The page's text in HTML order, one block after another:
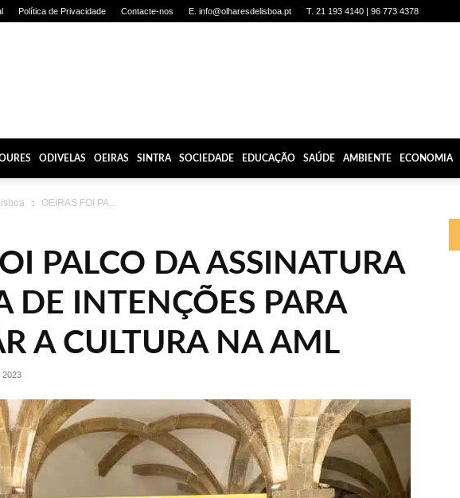
Política de Privacidade Contacte-nos E. info@olharesdelisboa.pt T. 21 193 4140 | 96 773 4378
ODIVELAS OEIRAS SINTRA SOCIEDADE EDUCAÇÃO SAÚDE AMBIENTE ECONOMIA
OEIRAS FOI PA...
PALCO DA ASSINATURA
DE INTENÇÕES PARA
A CULTURA NA AML
2023